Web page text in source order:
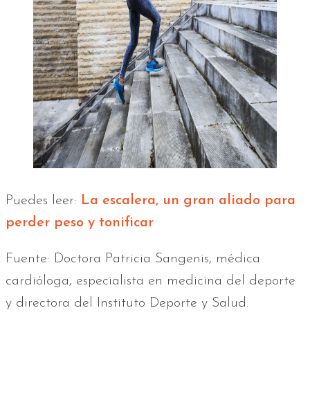
Puedes leer: La escalera, un gran aliado para
perder peso y tonificar
Fuente: Doctora Patricia Sangenis, médica
cardióloga, especialista en medicina del deporte
y directora del Instituto Deporte y Salud.